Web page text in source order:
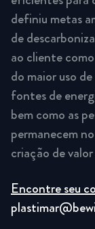
definiu metas
de
ao cliente
do maior uso
fontes de
bem como as
permanecem
criação de
Encontre seu